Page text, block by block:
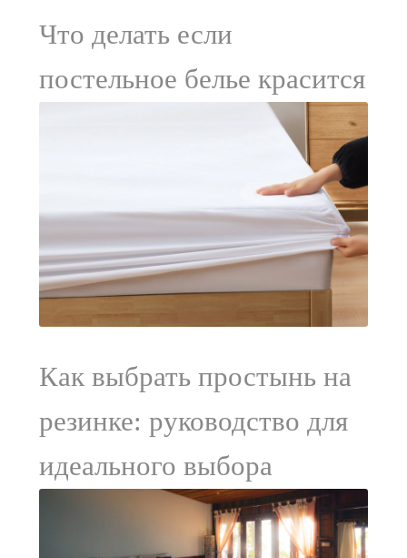
Что делать если
постельное белье красится
Как выбрать простынь на
резинке: руководство для
идеального выбора